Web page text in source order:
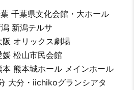
千葉県文化会館・大ホール
新潟テルサ
オリックス劇場
松山市民会館
熊本城ホール メインホール
大分・iichikoグランシアタ